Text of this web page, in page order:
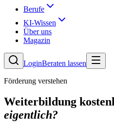
Berufe
KI-Wissen
Über uns
Magazin
LoginBeraten lassen
Förderung verstehen
Weiterbildung
eigentlich?